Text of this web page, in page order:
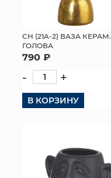
СН (21A-2) ВАЗА КЕРАМ.
ГОЛОВА
790 ₽
- +
В КОРЗИНУ